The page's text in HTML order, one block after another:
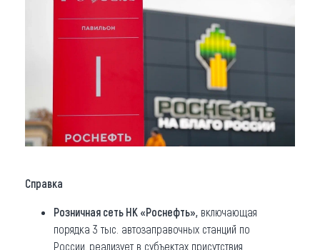
Справка
Розничная сеть НК «Роснефть», включающая
порядка 3 тыс. автозаправочных станций по
России, реализует в субъектах присутствия